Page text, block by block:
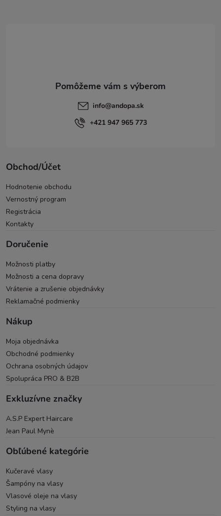
info@andopa.sk
+421 947 965 773
Obchod/Účet
Hodnotenie obchodu
Vernostný program
Registrácia
Kontakty
Doručenie
Možnosti platby
Možnosti a cena dopravy
Vrátenie a zrušenie objednávky
Reklamačné podmienky
Nákup
Moja objednávka
Obchodné podmienky
Ochrana osobných údajov
Spolupráca PRO & B2B
Exkluzívne značky
A.S.P Expert Haircare
Jean Paul Mynè
Obľúbené kategórie
Kučeravé vlasy
Šampóny na vlasy
Vlasové oleje na vlasy
Styling na vlasy